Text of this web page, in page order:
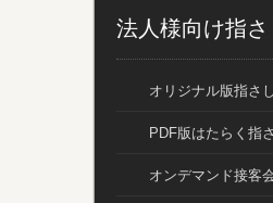
法人様向け指
オリジナル版指さ
PDF版はたらく指
オンデマンド接客